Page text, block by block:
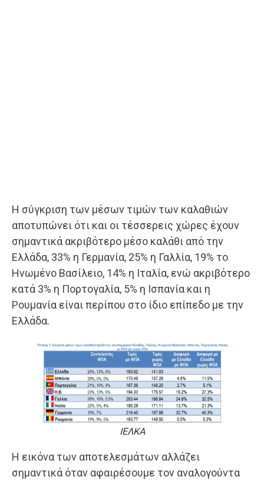
Η σύγκριση των μέσων τιμών των καλαθιών
αποτυπώνει ότι και οι τέσσερεις χώρες έχουν
σημαντικά ακριβότερο μέσο καλάθι από την
Ελλάδα, 33% η Γερμανία, 25% η Γαλλία, 19% το
Ηνωμένο Βασίλειο, 14% η Ιταλία, ενώ ακριβότερο
κατά 3% η Πορτογαλία, 5% η Ισπανία και η
Ρουμανία είναι περίπου στο ίδιο επίπεδο με την
Ελλάδα.
ΙΕΛΚΑ
Η εικόνα των αποτελεσμάτων αλλάζει
σημαντικά όταν αφαιρέσουμε τον αναλογούντα